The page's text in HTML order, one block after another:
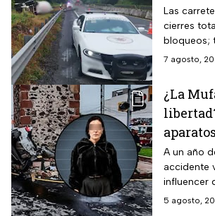
por
viernes
Las
cierres
bloqueos;
si viajas en
7 agosto,
¿La
en Los
A un año
accidente
influencer
personas
5 agosto,